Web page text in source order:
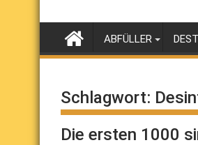
ABFÜLLER
Schlagwort:
Die ersten 1000